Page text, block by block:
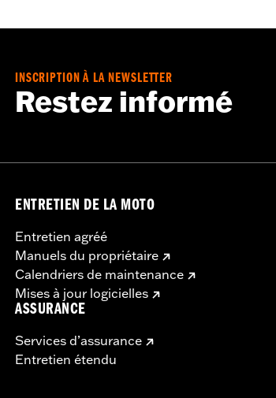
www.h-d.com/warranty
INSCRIPTION À LA NEWSLETTER
Restez informé
ENTRETIEN DE LA MOTO
Entretien agréé
Manuels du propriétaire
Calendriers de maintenance
Mises à jour logicielles
ASSURANCE
Services d’assurance
Entretien étendu